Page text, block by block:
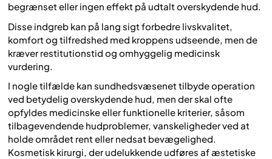
begrænset eller ingen effekt på udtalt overskydende hud.
Disse indgreb kan på lang sigt forbedre livskvalitet,
komfort og tilfredshed med kroppens udseende, men de
kræver restitutionstid og omhyggelig medicinsk
vurdering.
I nogle tilfælde kan sundhedsvæsenet tilbyde operation
ved betydelig overskydende hud, men der skal ofte
opfyldes medicinske eller funktionelle kriterier, såsom
tilbagevendende hudproblemer, vanskeligheder ved at
holde området rent eller nedsat bevægelighed.
Kosmetisk kirurgi, der udelukkende udføres af æstetiske